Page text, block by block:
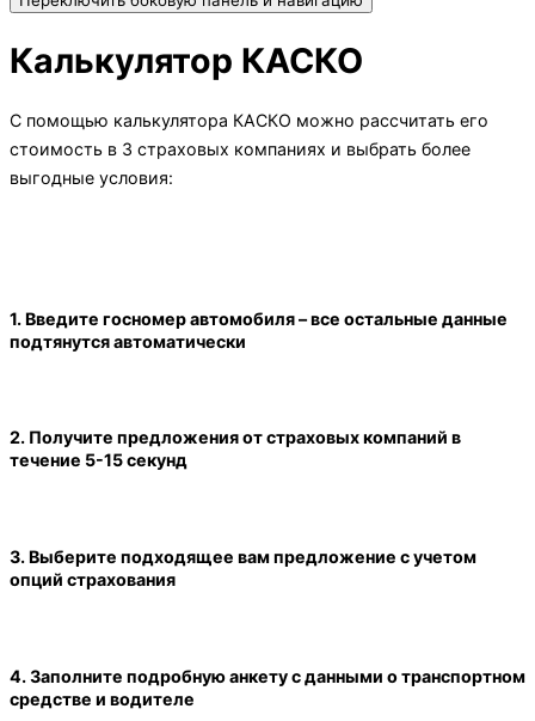
Калькулятор КАСКО
С помощью калькулятора КАСКО можно рассчитать его
стоимость в 3 страховых компаниях и выбрать более
выгодные условия:
1. Введите госномер автомобиля – все остальные данные
подтянутся автоматически
2. Получите предложения от страховых компаний в
течение 5-15 секунд
3. Выберите подходящее вам предложение с учетом
опций страхования
4. Заполните подробную анкету с данными о транспортном
средстве и водителе